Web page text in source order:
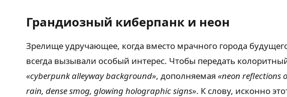
Грандиозный киберпанк и неон
Зрелище удручающее, когда вместо мрачного города
всегда вызывали особый интерес. Чтобы передать
«cyberpunk alleyway background», дополняемая «neon reflections
rain, dense smog, glowing holographic signs». К слову, исконно